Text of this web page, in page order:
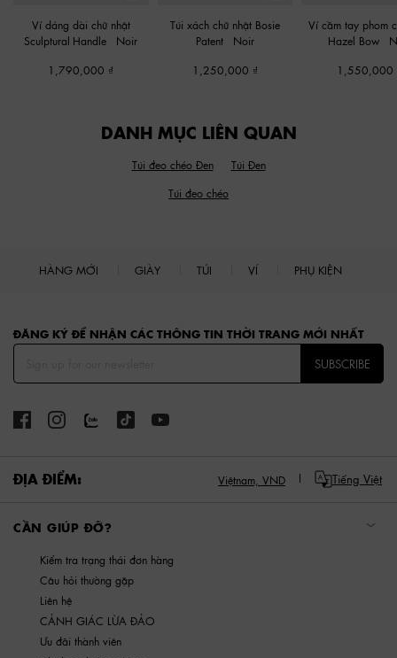
Ví dáng dài chữ nhật
Sculptural-Handle
Noir
1,790,000
Túi xách chữ nhật Bosie
Patent
Noir
1,250,000
Ví cầm tay phom
Hazel Bow
1,550,000
DANH MỤC LIÊN QUAN
Túi đeo chéo Đen
Túi Đen
Túi đeo chéo
HÀNG MỚI GIÀY TÚI VÍ PHỤ KIỆN
ĐĂNG KÝ ĐỂ NHẬN CÁC THÔNG TIN THỜI TRANG MỚI NHẤT
SUBSCRIBE
ĐỊA ĐIỂM: Việtnam, VND Tiếng Việt
CẦN GIÚP ĐỠ?
Kiểm tra trạng thái đơn hàng
Câu hỏi thường gặp
Liên hệ
CẢNH GIÁC LỪA ĐẢO
Ưu đãi thành viên